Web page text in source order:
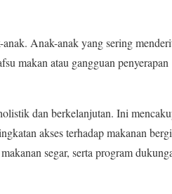
Anak-anak yang sering
makan atau gangguan penyerapan
dan berkelanjutan. Ini
akses terhadap makanan
segar, serta program